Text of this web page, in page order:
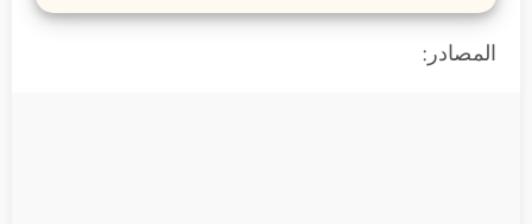
المصادر: